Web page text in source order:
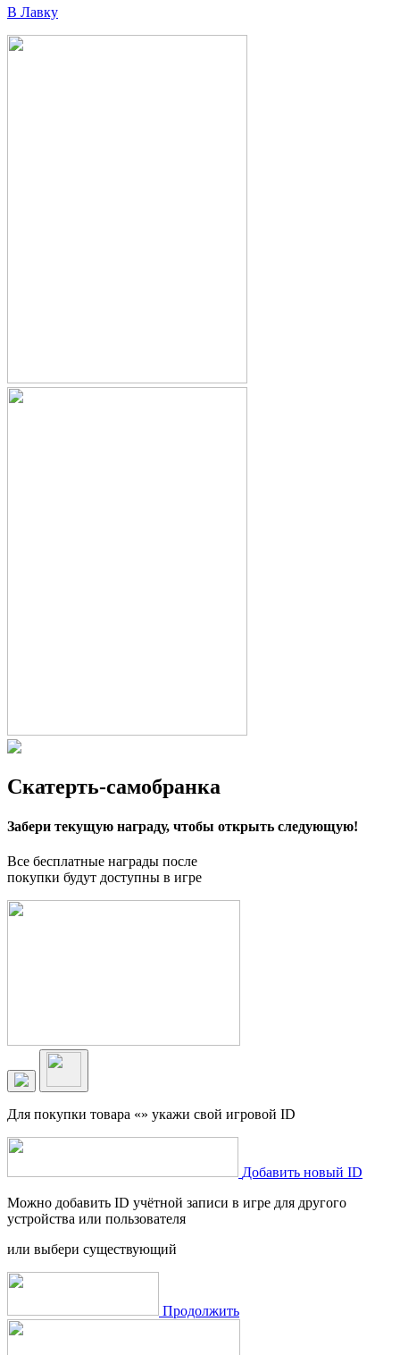
В Лавку
Скатерть-самобранка
Забери текущую награду, чтобы открыть следующую!
Все бесплатные награды после
покупки будут доступны в игре
Для покупки товара «» укажи свой игровой ID
Добавить новый ID
Можно добавить ID учётной записи в игре для другого
устройства или пользователя
или выбери существующий
Продолжить